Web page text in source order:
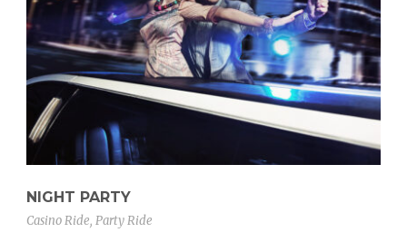
NIGHT PARTY
Casino Ride, Party Ride